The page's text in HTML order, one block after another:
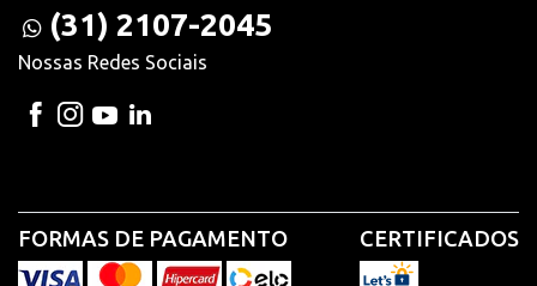
(31) 2107-2045
Nossas Redes Sociais
FORMAS DE PAGAMENTO CERTIFICADOS